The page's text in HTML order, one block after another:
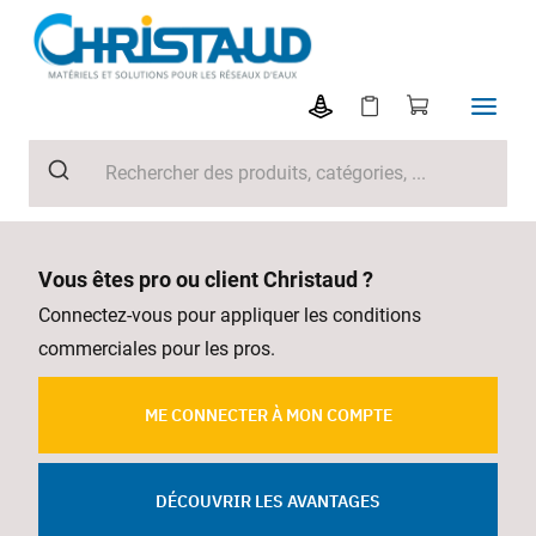
Vous êtes pro ou client Christaud ?
Connectez-vous pour appliquer les conditions
commerciales pour les pros.
ME CONNECTER À MON COMPTE
DÉCOUVRIR LES AVANTAGES